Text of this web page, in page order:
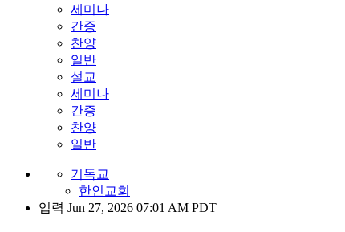
세미나
간증
찬양
일반
설교
세미나
간증
찬양
일반
기독교
한인교회
입력 Jun 27, 2026 07:01 AM PDT